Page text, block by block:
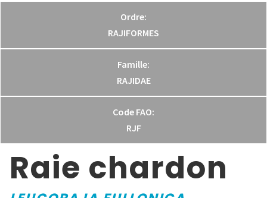
Ordre:
RAJIFORMES
Famille:
RAJIDAE
Code FAO:
RJF
Raie chardon